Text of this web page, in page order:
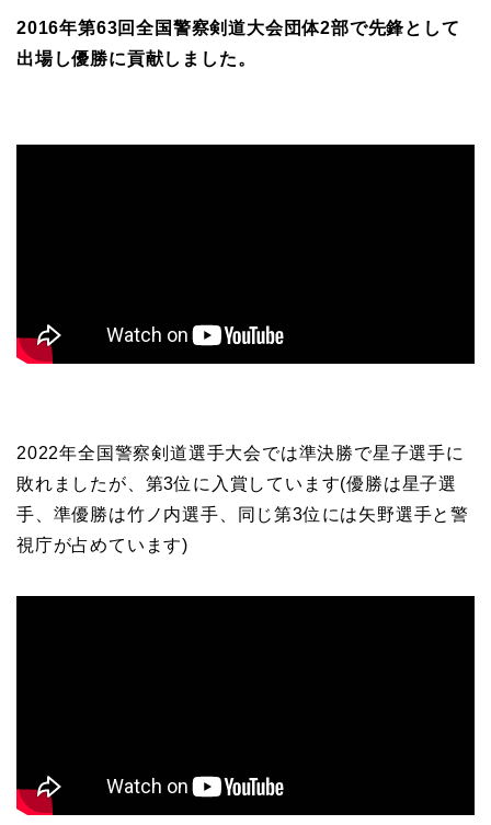
2016年第63回全国警察剣道大会団体2部で先鋒として
出場し優勝に貢献しました。
2022年全国警察剣道選手大会では準決勝で星子選手に
敗れましたが、第3位に入賞しています(優勝は星子選
手、準優勝は竹ノ内選手、同じ第3位には矢野選手と警
視庁が占めています)